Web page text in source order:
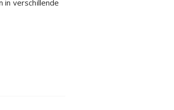
in verschillende